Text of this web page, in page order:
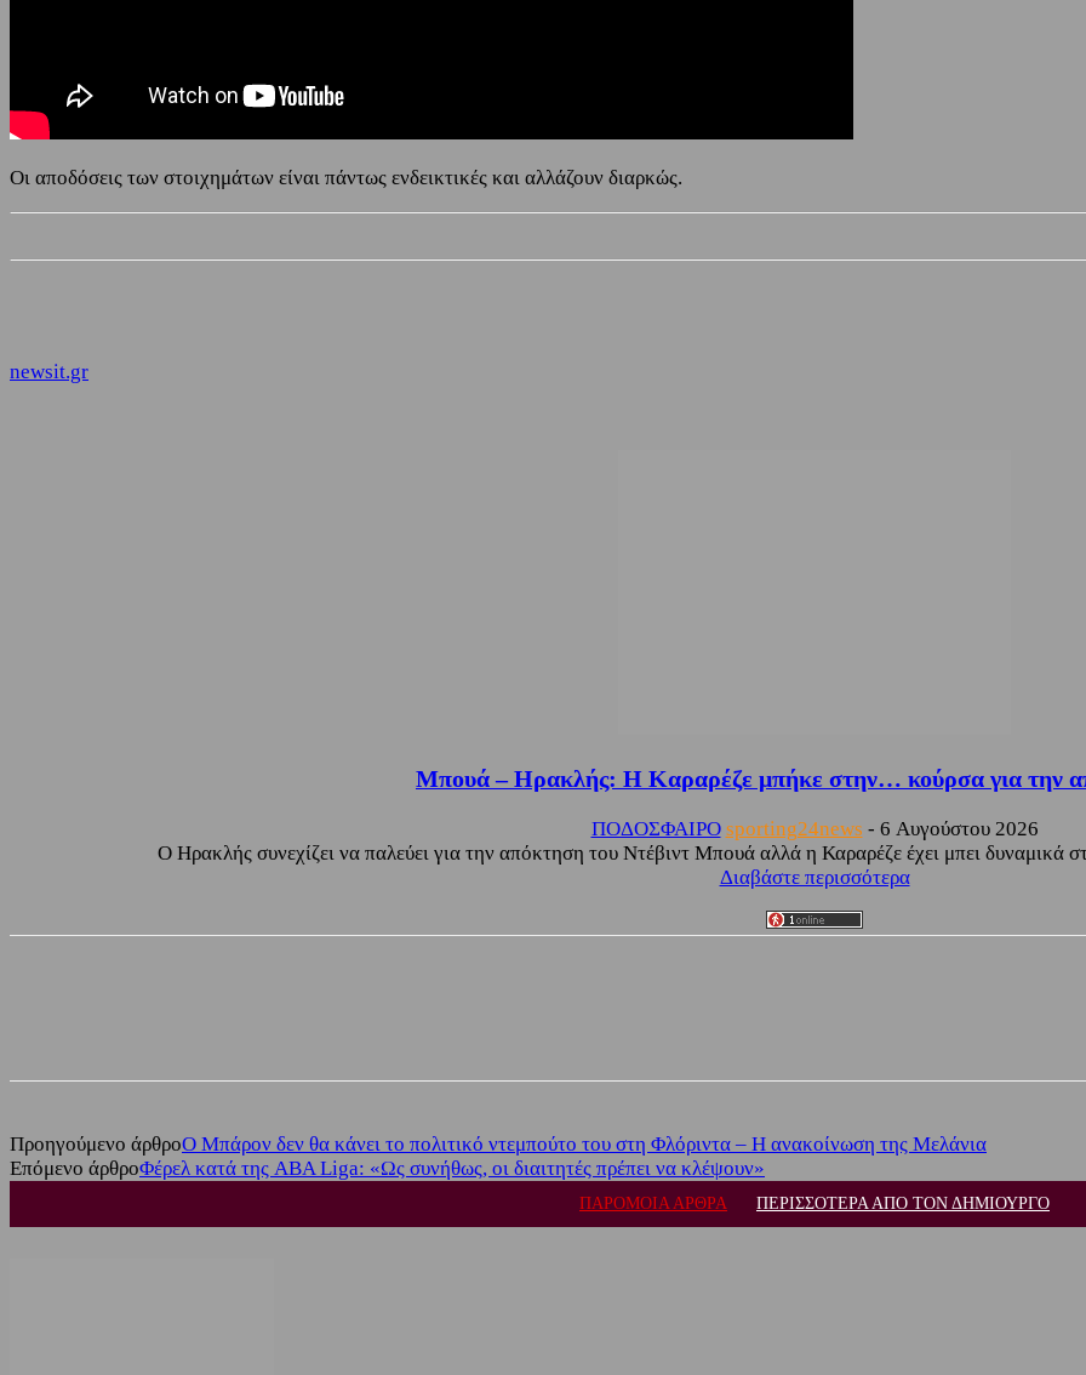
Οι αποδόσεις των στοιχημάτων είναι πάντως ενδεικτικές και αλλάζουν διαρκώς.
newsit.gr
Μπουά – Ηρακλής: Η Καραρέζε μπήκε στην… κούρσα για την
ΠΟΔΟΣΦΑΙΡΟ sporting24news - 6 Αυγούστου 2026
Ο Ηρακλής συνεχίζει να παλεύει για την απόκτηση του Ντέβιντ Μπουά αλλά η Καραρέζε έχει μπει δυναμικά
Διαβάστε περισσότερα
Προηγούμενο άρθροΟ Μπάρον δεν θα κάνει το πολιτικό ντεμπούτο του στη Φλόριντα – Η ανακοίνωση της Μελάνια
Επόμενο άρθροΦέρελ κατά της ABA Liga: «Ως συνήθως, οι διαιτητές πρέπει να κλέψουν»
ΠΑΡΟΜΟΙΑ ΑΡΘΡΑ ΠΕΡΙΣΣΟΤΕΡΑ ΑΠΟ ΤΟΝ ΔΗΜΙΟΥΡΓΟ